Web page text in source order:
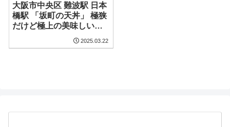
大阪市中央区 難波駅 日本
橋駅 「坂町の天丼」 極狭
だけど極上の美味しい天
丼が頂ける隠れた名店
2025.03.22